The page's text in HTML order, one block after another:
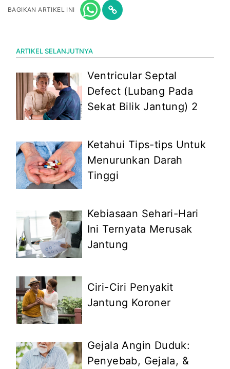
BAGIKAN ARTIKEL INI
ARTIKEL SELANJUTNYA
Ventricular Septal
Defect (Lubang Pada
Sekat Bilik Jantung) 2
Ketahui Tips-tips Untuk
Menurunkan Darah
Tinggi
Kebiasaan Sehari-Hari
Ini Ternyata Merusak
Jantung
Ciri-Ciri Penyakit
Jantung Koroner
Gejala Angin Duduk:
Penyebab, Gejala, &